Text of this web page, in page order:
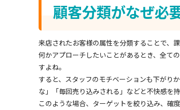
顧客分類がなぜ必
来店されたお客様の属性を分類することで、
何かアプローチしたいことがあるとき、全て
すよね。
すると、スタッフのモチベーションも下がり
な」「毎回売り込みされる」などと不快感を
このような場合、ターゲットを絞り込み、確